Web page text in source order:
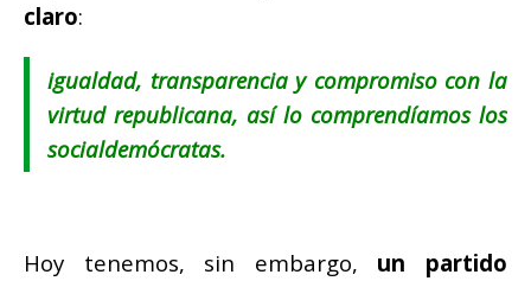
claro:
igualdad, transparencia y compromiso con la
virtud republicana, así lo comprendíamos los
socialdemócratas.
Hoy tenemos, sin embargo, un partido